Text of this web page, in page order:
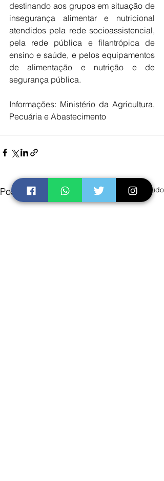
destinando aos grupos em situação de
insegurança alimentar e nutricional
atendidos pela rede socioassistencial,
pela rede pública e filantrópica de
ensino e saúde, e pelos equipamentos
de alimentação e nutrição e de
segurança pública.
Informações: Ministério da Agricultura,
Pecuária e Abastecimento
Posts recentes Ver tudo